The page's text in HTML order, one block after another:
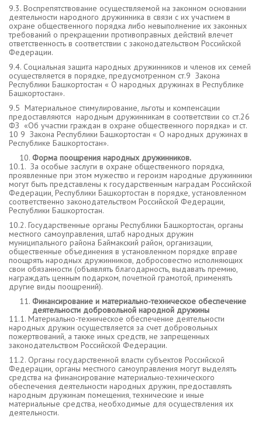
9.3. Воспрепятствование осуществляемой на законном основании
деятельности народного дружинника в связи с их участием в
охране общественного порядка либо невыполнение их законных
требований о прекращении противоправных действий влечет
ответственность в соответствии с законодательством Российской
Федерации.
9.4. Социальная защита народных дружинников и членов их семей
осуществляется в порядке, предусмотренном ст.9 Закона
Республики Башкортостан « О народных дружинах в Республике
Башкортостан».
9.5 Материальное стимулирование, льготы и компенсации
предоставляются народным дружинникам в соответствии со ст.26
ФЗ «Об участии граждан в охране общественного порядка» и ст.
10 9 Закона Республики Башкортостан « О народных дружинах в
Республике Башкортостан».
Форма поощрения народных дружинников.
10.1. За особые заслуги в охране общественного порядка,
проявленные при этом мужество и героизм народные дружинники
могут быть представлены к государственным наградам Российской
Федерации, Республики Башкортостан в порядке, установленном
соответственно законодательством Российской Федерации,
Республики Башкортостан.
10.2. Государственные органы Республики Башкортостан, органы
местного самоуправления, штаб народных дружин
муниципального района Баймакский район, организации,
общественные объединения в установленном порядке вправе
поощрять народных дружинников, добросовестно исполняющих
свои обязанности (объявлять благодарность, выдавать премию,
награждать ценным подарком, почетной грамотой, применять
другие виды поощрений).
Финансирование и материально-техническое обеспечение
деятельности добровольной народной дружины
11.1. Материально-техническое обеспечение деятельности
народных дружин осуществляется за счет добровольных
пожертвований, а также иных средств, не запрещенных
законодательством Российской Федерации.
11.2. Органы государственной власти субъектов Российской
Федерации, органы местного самоуправления могут выделять
средства на финансирование материально-технического
обеспечения деятельности народных дружин, предоставлять
народным дружинам помещения, технические и иные
материальные средства, необходимые для осуществления их
деятельности.